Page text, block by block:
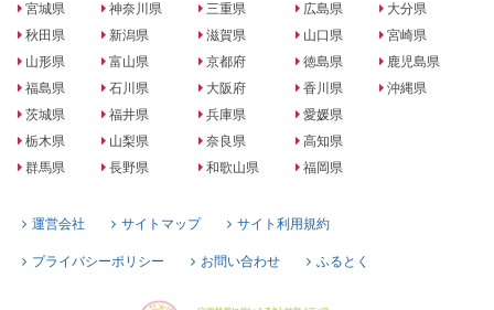
宮城県
秋田県
山形県
福島県
茨城県
栃木県
群馬県
神奈川県
新潟県
富山県
石川県
福井県
山梨県
長野県
三重県
滋賀県
京都府
大阪府
兵庫県
奈良県
和歌山県
広島県
山口県
徳島県
香川県
愛媛県
高知県
福岡県
大分県
宮崎県
鹿児島県
沖縄県
運営会社 サイトマップ サイト利用規約
プライバシーポリシー お問い合わせ ふるとく